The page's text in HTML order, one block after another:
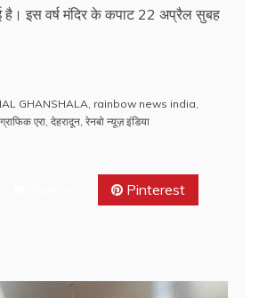
है। इस वर्ष मंदिर के कपाट 22 अप्रैल सुबह
GHANSHALA, rainbow news india,
ग्राफिक एरा, देहरादून, रेनबो न्यूज़ इंडिया
Pinterest